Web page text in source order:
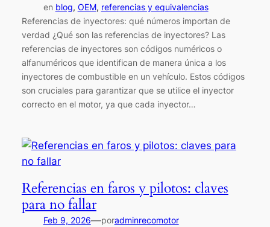
en blog, OEM, referencias y equivalencias
Referencias de inyectores: qué números importan de
verdad ¿Qué son las referencias de inyectores? Las
referencias de inyectores son códigos numéricos o
alfanuméricos que identifican de manera única a los
inyectores de combustible en un vehículo. Estos códigos
son cruciales para garantizar que se utilice el inyector
correcto en el motor, ya que cada inyector…
Referencias en faros y pilotos: claves
para no fallar
Feb 9, 2026—poradminrecomotor